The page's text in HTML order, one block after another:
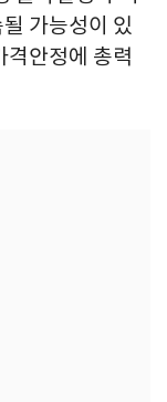
가능성이 있
격안정에 총력